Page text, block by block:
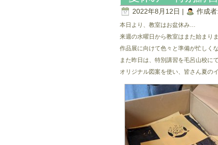
2022年8月12日 | 作成
本日より、教室はお盆休み…
来週の水曜日から教室はまた始まり
作品展に向けて色々と準備が忙しく
また昨日は、特別講習を毛呂山校に
オリジナル図案を使い、皆さん夏の